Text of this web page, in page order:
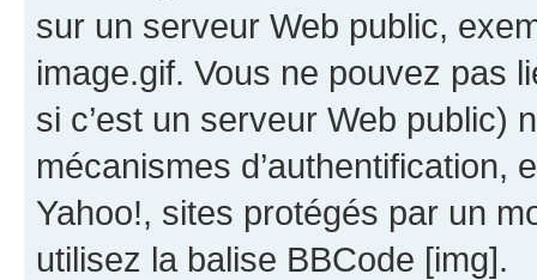
sur un serveur Web public,
image.gif. Vous ne pouvez pas
si c’est un serveur Web public)
mécanismes d’authentification,
Yahoo!, sites protégés par un
utilisez la balise BBCode [img].